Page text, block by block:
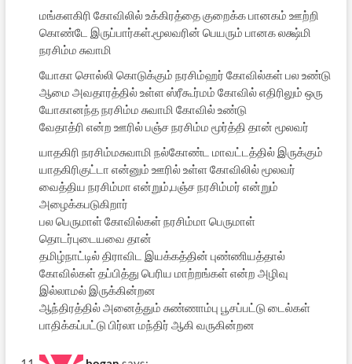
மங்களகிரி கோவிலில் உக்கிரத்தை குறைக்க பானகம் ஊற்றி
கொண்டே இருப்பார்கள்.மூலவரின் பெயரும் பானக லக்ஷ்மி
நரசிம்ம சுவாமி
யோகா சொல்லி கொடுக்கும் நரசிம்ஹர் கோவில்கள் பல உண்டு
ஆமை அவதாரத்தில் உள்ள ஸ்ரீகூர்மம் கோவில் எதிரிலும் ஒரு
யோகானந்த நரசிம்ம சுவாமி கோவில் உண்டு
வேதாத்ரி என்ற ஊரில் பஞ்ச நரசிம்ம மூர்த்தி தான் மூலவர்
யாதகிரி நரசிம்மசுவாமி நல்கோண்ட மாவட்டத்தில் இருக்கும்
யாதகிரிகுட்டா என்னும் ஊரில் உள்ள கோவிலில் மூலவர்
வைத்திய நரசிம்மா என்றும்,பஞ்ச நரசிம்மர் என்றும்
அழைக்கபடுகிறார்
பல பெருமாள் கோவில்கள் நரசிம்மா பெருமாள்
தொடர்புடையவை தான்
தமிழ்நாட்டில் திராவிட இயக்கத்தின் புண்ணியத்தால்
கோவில்கள் தப்பித்து பெரிய மாற்றங்கள் என்ற அழிவு
இல்லாமல் இருக்கின்றன
ஆந்திரத்தில் அனைத்தும் சுண்ணாம்பு பூசப்பட்டு டைல்கள்
பாதிக்கப்பட்டு பிர்லா மந்திர் ஆகி வருகின்றன